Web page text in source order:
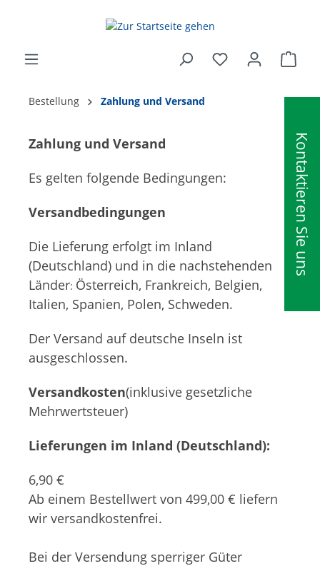
Kontaktieren Sie uns
Bestellung Zahlung und Versand
Zahlung und Versand
Es gelten folgende Bedingungen:
Versandbedingungen
Die Lieferung erfolgt im Inland
(Deutschland) und in die nachstehenden
Länder: Österreich, Frankreich, Belgien,
Italien, Spanien, Polen, Schweden.
Der Versand auf deutsche Inseln ist
ausgeschlossen.
Versandkosten(inklusive gesetzliche
Mehrwertsteuer)
Lieferungen im Inland (Deutschland):
6,90 €
Ab einem Bestellwert von 499,00 € liefern
wir versandkostenfrei.
Bei der Versendung sperriger Güter